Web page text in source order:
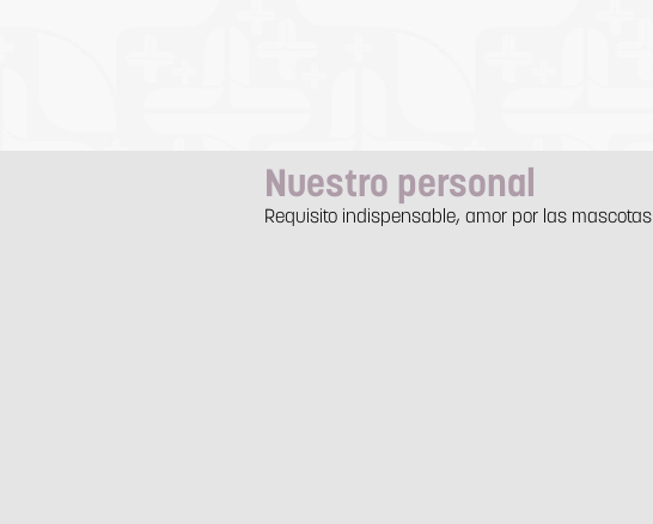
Nuestro personal
Requisito indispensable, amor por las mascotas